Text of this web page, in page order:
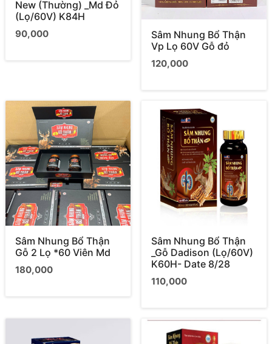
New (Thường) _Md Đỏ
(Lọ/60V) K84H
90,000
Sâm Nhung Bổ Thận
Vp Lọ 60V Gỗ đỏ
120,000
Sâm Nhung Bổ Thận
Gỗ 2 Lọ *60 Viên Md
180,000
Sâm Nhung Bổ Thận
_Gỗ Dadison (Lọ/60V)
K60H- Date 8/28
110,000